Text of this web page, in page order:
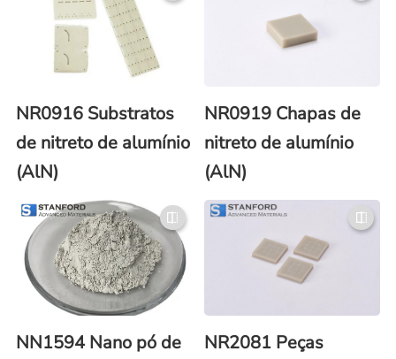
NR0916 Substratos
de nitreto de alumínio
(AlN)
NR0919 Chapas de
nitreto de alumínio
(AlN)
NN1594 Nano pó de
NR2081 Peças